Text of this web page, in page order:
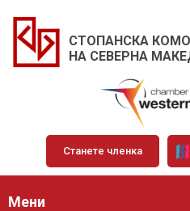
СТОПАНСКА
НА СЕВЕРНА
Станете членка
Мени